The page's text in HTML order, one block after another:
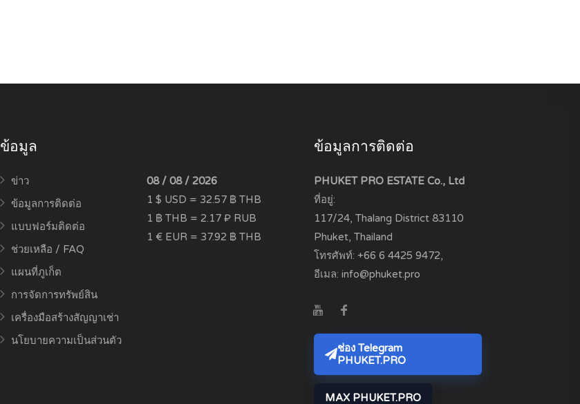
ข้อมูล
ข่าว
ข้อมูลการติดต่อ
แบบฟอร์มติดต่อ
ช่วยเหลือ / FAQ
แผนที่ภูเก็ต
การจัดการทรัพย์สิน
เครื่องมือสร้างสัญญาเช่า
นโยบายความเป็นส่วนตัว
08 / 08 / 2026
1 $ USD = 32.57 ฿ THB
1 ฿ THB = 2.17 ₽ RUB
1 € EUR = 37.92 ฿ THB
ข้อมูลการติดต่อ
PHUKET PRO ESTATE Co., Ltd
ที่อยู่:
117/24, Thalang District 83110
Phuket, Thailand
โทรศัพท์:+66 6 4425 9472,
อีเมล:info@phuket.pro
ช่อง Telegram
PHUKET.PRO
MAX PHUKET.PRO